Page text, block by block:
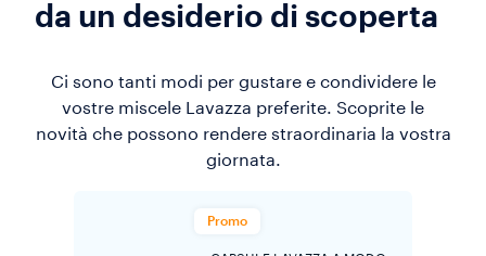
da un desiderio di scoperta
Ci sono tanti modi per gustare e condividere le
vostre miscele Lavazza preferite. Scoprite le
novità che possono rendere straordinaria la vostra
giornata.
Promo